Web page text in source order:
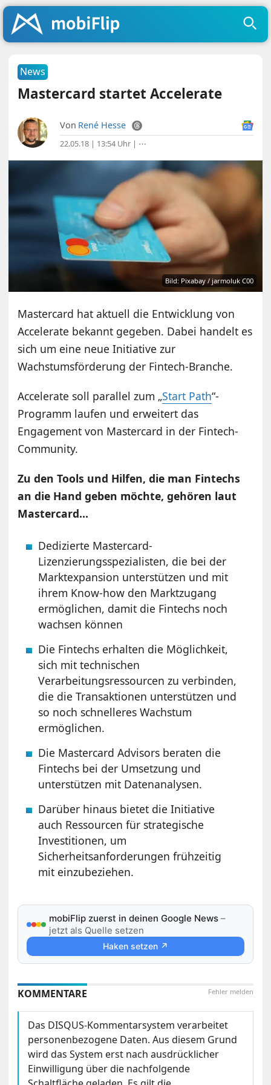
News
Mastercard startet Accelerate
Von René Hesse
22.05.18 | 13:54 Uhr | ⋯
Bild: Pixabay / jarmoluk C00
Mastercard hat aktuell die Entwicklung von
Accelerate bekannt gegeben. Dabei handelt es
sich um eine neue Initiative zur
Wachstumsförderung der Fintech-Branche.
Accelerate soll parallel zum „Start Path“-
Programm laufen und erweitert das
Engagement von Mastercard in der Fintech-
Community.
Zu den Tools und Hilfen, die man Fintechs
an die Hand geben möchte, gehören laut
Mastercard…
Dedizierte Mastercard-
Lizenzierungsspezialisten, die bei der
Marktexpansion unterstützen und mit
ihrem Know-how den Marktzugang
ermöglichen, damit die Fintechs noch
wachsen können
Die Fintechs erhalten die Möglichkeit,
sich mit technischen
Verarbeitungsressourcen zu verbinden,
die die Transaktionen unterstützen und
so noch schnelleres Wachstum
ermöglichen.
Die Mastercard Advisors beraten die
Fintechs bei der Umsetzung und
unterstützen mit Datenanalysen.
Darüber hinaus bietet die Initiative
auch Ressourcen für strategische
Investitionen, um
Sicherheitsanforderungen frühzeitig
mit einzubeziehen.
mobiFlip zuerst in deinen Google News –
jetzt als Quelle setzen
Haken setzen ↗
Fehler melden
KOMMENTARE
Das DISQUS-Kommentarsystem verarbeitet
personenbezogene Daten. Aus diesem Grund
wird das System erst nach ausdrücklicher
Einwilligung über die nachfolgende